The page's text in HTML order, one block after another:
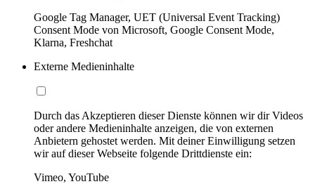
Google Tag Manager, UET (Universal Event Tracking)
Consent Mode von Microsoft, Google Consent Mode,
Klarna, Freshchat
Externe Medieninhalte
Durch das Akzeptieren dieser Dienste können wir dir Videos
oder andere Medieninhalte anzeigen, die von externen
Anbietern gehostet werden. Mit deiner Einwilligung setzen
wir auf dieser Webseite folgende Drittdienste ein:
Vimeo, YouTube